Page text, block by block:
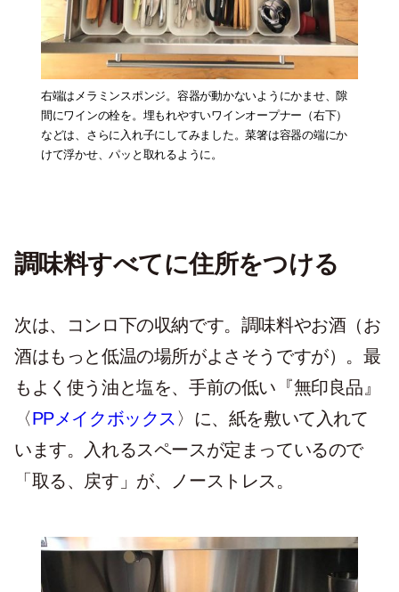
右端はメラミンスポンジ。容器が動かないようにかませ、隙
間にワインの栓を。埋もれやすいワインオープナー（右下）
などは、さらに入れ子にしてみました。菜箸は容器の端にか
けて浮かせ、パッと取れるように。
調味料すべてに住所をつける
次は、コンロ下の収納です。調味料やお酒（お
酒はもっと低温の場所がよさそうですが）。最
もよく使う油と塩を、手前の低い『無印良品』
〈PPメイクボックス 〉に、紙を敷いて入れて
います。入れるスペースが定まっているので
「取る、戻す」が、ノーストレス。